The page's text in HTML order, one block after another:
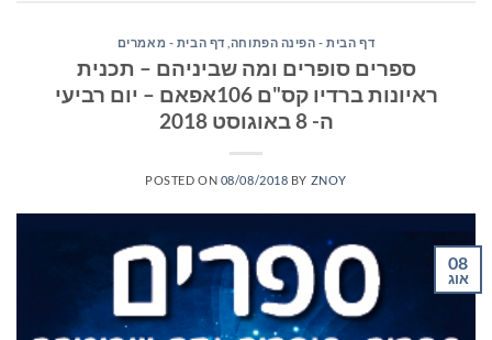
דף הבית - הפינה הפתוחה דף הבית - מאמרים
ספרים סופרים ומה שביניהם – תכנית
ראיונות ברדיו קס"ם 106אפאם – יום רביעי
ה- 8 באוגוסט 2018
POSTED ON 08/08/2018 BY ZNOY
08
אוג